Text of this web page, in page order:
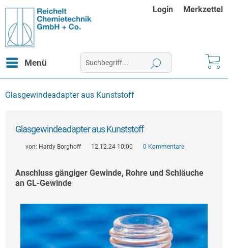
Login Merkzettel
Menü
Glasgewindeadapter aus Kunststoff
Glasgewindeadapter aus Kunststoff
von: Hardy Borghoff 12.12.24 10:00 0 Kommentare
Anschluss gängiger Gewinde, Rohre und Schläuche
an GL-Gewinde